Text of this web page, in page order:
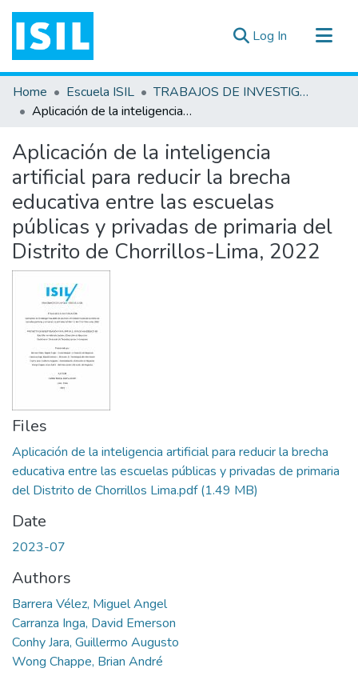
Log In (current)
All of DSpace
Statistics
Documentos ▾
Home Escuela ISIL
TRABAJOS DE INVESTIGACIÓN
Aplicación de la inteligencia artificial para reducir la brecha educativa entre las escuelas públicas y privadas de primaria del Distrito de Chorrillos-Lima, 2022
Aplicación de la inteligencia
artificial para reducir la brecha
educativa entre las escuelas
públicas y privadas de primaria del
Distrito de Chorrillos-Lima, 2022
Files
Aplicación de la inteligencia artificial para reducir la brecha
educativa entre las escuelas públicas y privadas de primaria
del Distrito de Chorrillos Lima.pdf(1.49 MB)
Date
2023-07
Authors
Barrera Vélez, Miguel Angel
Carranza Inga, David Emerson
Conhy Jara, Guillermo Augusto
Wong Chappe, Brian André